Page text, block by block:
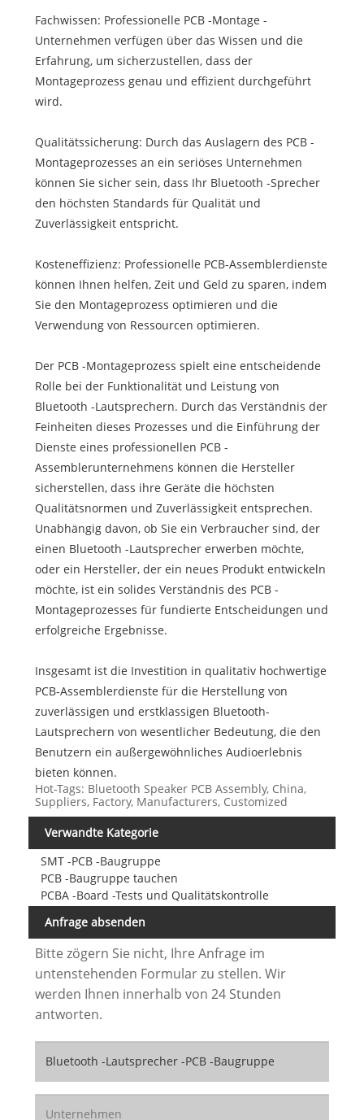
Fachwissen: Professionelle PCB -Montage -
Unternehmen verfügen über das Wissen und die
Erfahrung, um sicherzustellen, dass der
Montageprozess genau und effizient durchgeführt
wird.
Qualitätssicherung: Durch das Auslagern des PCB -
Montageprozesses an ein seriöses Unternehmen
können Sie sicher sein, dass Ihr Bluetooth -Sprecher
den höchsten Standards für Qualität und
Zuverlässigkeit entspricht.
Kosteneffizienz: Professionelle PCB-Assemblerdienste
können Ihnen helfen, Zeit und Geld zu sparen, indem
Sie den Montageprozess optimieren und die
Verwendung von Ressourcen optimieren.
Der PCB -Montageprozess spielt eine entscheidende
Rolle bei der Funktionalität und Leistung von
Bluetooth -Lautsprechern. Durch das Verständnis der
Feinheiten dieses Prozesses und die Einführung der
Dienste eines professionellen PCB -
Assemblerunternehmens können die Hersteller
sicherstellen, dass ihre Geräte die höchsten
Qualitätsnormen und Zuverlässigkeit entsprechen.
Unabhängig davon, ob Sie ein Verbraucher sind, der
einen Bluetooth -Lautsprecher erwerben möchte,
oder ein Hersteller, der ein neues Produkt entwickeln
möchte, ist ein solides Verständnis des PCB -
Montageprozesses für fundierte Entscheidungen und
erfolgreiche Ergebnisse.
Insgesamt ist die Investition in qualitativ hochwertige
PCB-Assemblerdienste für die Herstellung von
zuverlässigen und erstklassigen Bluetooth-
Lautsprechern von wesentlicher Bedeutung, die den
Benutzern ein außergewöhnliches Audioerlebnis
bieten können.
Hot-Tags: Bluetooth Speaker PCB Assembly, China,
Suppliers, Factory, Manufacturers, Customized
Verwandte Kategorie
SMT -PCB -Baugruppe
PCB -Baugruppe tauchen
PCBA -Board -Tests und Qualitätskontrolle
Anfrage absenden
Bitte zögern Sie nicht, Ihre Anfrage im
untenstehenden Formular zu stellen. Wir
werden Ihnen innerhalb von 24 Stunden
antworten.